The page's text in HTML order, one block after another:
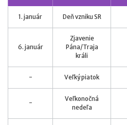
1. január Deň vzniku SR
6. január
Zjavenie
Pána/Traja
králi
- Veľký piatok
-
Veľkonočná
nedeľa